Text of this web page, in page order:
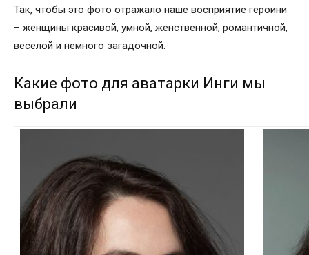
Так, чтобы это фото отражало наше восприятие героини
– женщины красивой, умной, женственной, романтичной,
веселой и немного загадочной.
Какие фото для аватарки Инги мы
выбрали